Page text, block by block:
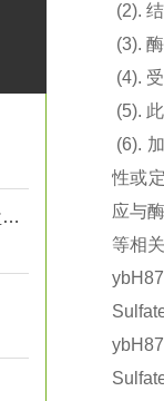
科学家利用皮肤细胞获得可再生胎盘的干细胞
(2).
(3).
(4).
(5).
(6).
性或
应与
等相